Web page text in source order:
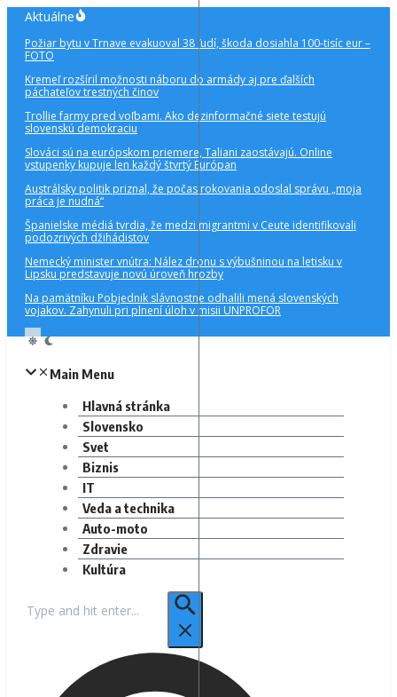
Preskočiť
obsah
Aktuálne
Požiar bytu v Trnave evakuoval 38 ľudí, škoda dosiahla 100-tisíc eur –
FOTO
Kremeľ rozšíril možnosti náboru do armády aj pre ďalších
páchateľov trestných činov
Trollie farmy pred voľbami. Ako dezinformačné siete testujú
slovenskú demokraciu
Slováci sú na európskom priemere, Taliani zaostávajú. Online
vstupenky kupuje len každý štvrtý Európan
Austrálsky politik priznal, že počas rokovania odoslal správu „moja
práca je nudná“
Španielske médiá tvrdia, že medzi migrantmi v Ceute identifikovali
podozrivých džihádistov
Nemecký minister vnútra: Nález dronu s výbušninou na letisku v
Lipsku predstavuje novú úroveň hrozby
Na pamätníku Pobjednik slávnostne odhalili mená slovenských
vojakov. Zahynuli pri plnení úloh v misii UNPROFOR
Main Menu
Hlavná stránka
Slovensko
Svet
Biznis
IT
Veda a technika
Auto-moto
Zdravie
Kultúra